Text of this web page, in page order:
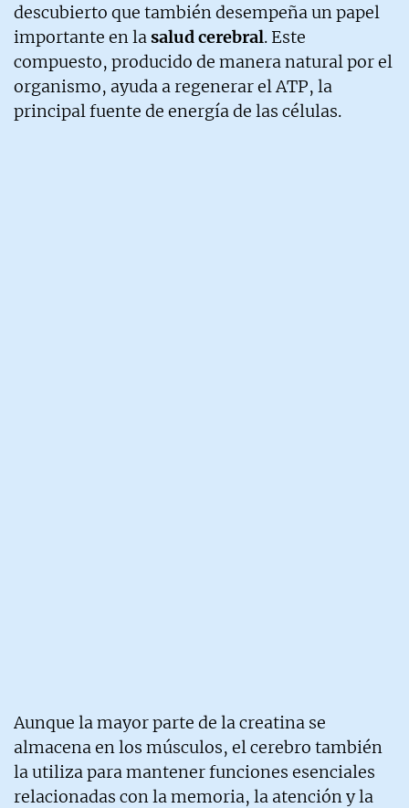
descubierto que también desempeña un papel
importante en lasalud cerebral. Este
compuesto, producido de manera natural por el
organismo, ayuda a regenerar el ATP, la
principal fuente de energía de las células.
Aunque la mayor parte de la creatina se
almacena en los músculos, el cerebro también
la utiliza para mantener funciones esenciales
relacionadas con la memoria, la atención y la